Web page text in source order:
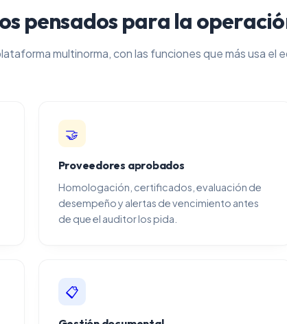
pensados para la
multinorma, con las funciones que más usa el
🤝
Proveedores aprobados
Homologación, certificados, evaluación de
desempeño y alertas de vencimiento antes
de que el auditor los pida.
📋